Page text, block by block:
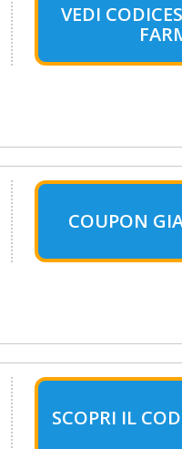
VEDI
COUPON
SCOPRI IL